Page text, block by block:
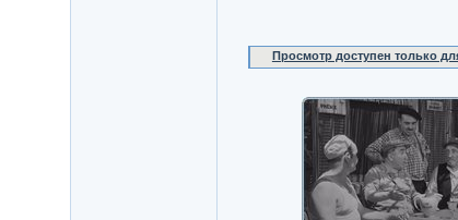
Просмотр доступен только